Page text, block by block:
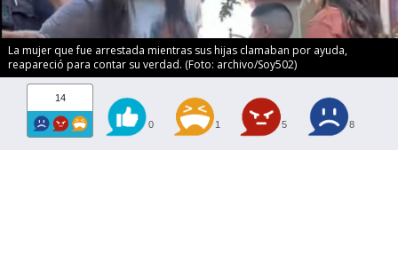
La mujer que fue arrestada mientras sus hijas clamaban por ayuda,
reapareció para contar su verdad. (Foto: archivo/Soy502)
14
0 1 5 8